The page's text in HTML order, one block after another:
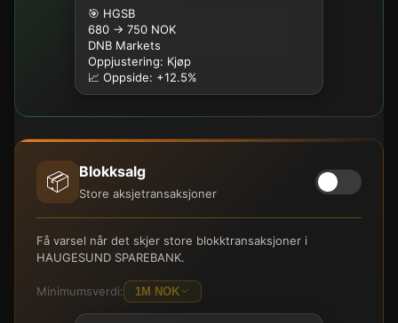
🎯 HGSB
680 → 750 NOK
DNB Markets
Oppjustering: Kjøp
📈 Oppside: +12.5%
📦 Blokksalg
Store aksjetransaksjoner
Få varsel når det skjer store blokktransaksjoner i
HAUGESUND SPAREBANK.
Minimumsverdi: 1M NOK